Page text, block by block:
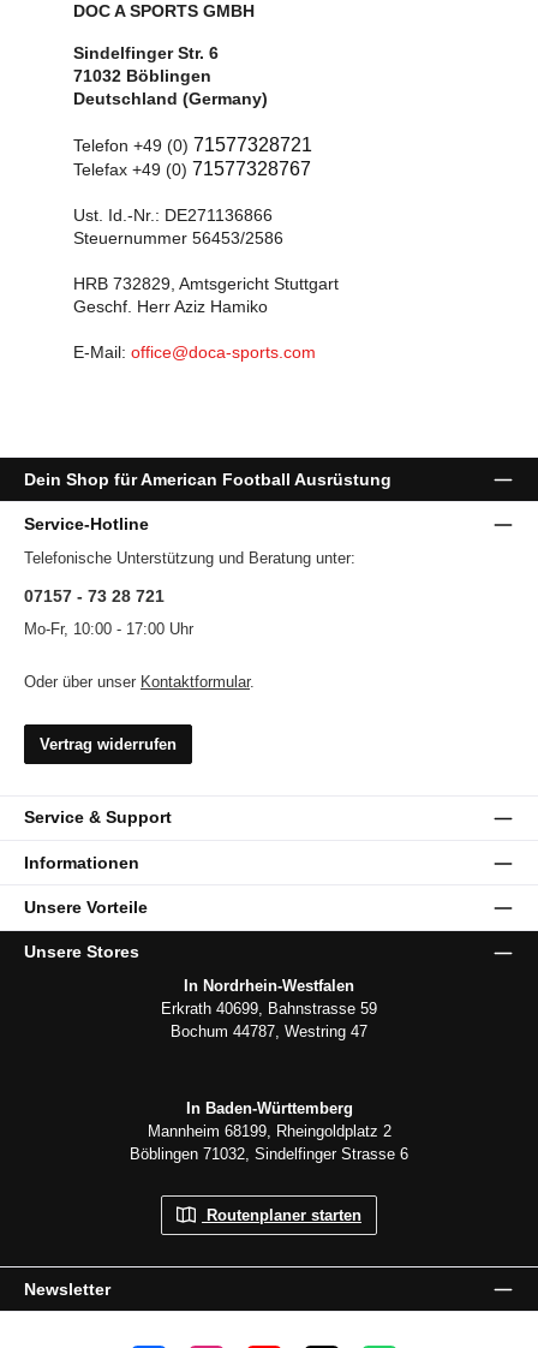
DOC A SPORTS GMBH
Sindelfinger Str. 6
71032 Böblingen
Deutschland (Germany)
Telefon +49 (0) 71577328721
Telefax +49 (0) 71577328767
Ust. Id.-Nr.: DE271136866
Steuernummer 56453/2586
HRB 732829, Amtsgericht Stuttgart
Geschf. Herr Aziz Hamiko
E-Mail: office@doca-sports.com
Dein Shop für American Football Ausrüstung
Service-Hotline
Telefonische Unterstützung und Beratung unter:
07157 - 73 28 721
Mo-Fr, 10:00 - 17:00 Uhr
Oder über unser Kontaktformular.
Vertrag widerrufen
Service & Support
Informationen
Unsere Vorteile
Newsletter
Unsere Stores
In Nordrhein-Westfalen
Erkrath 40699, Bahnstrasse 59
Bochum 44787, Westring 47
In Baden-Württemberg
Mannheim 68199, Rheingoldplatz 2
Böblingen 71032, Sindelfinger Strasse 6
Routenplaner starten